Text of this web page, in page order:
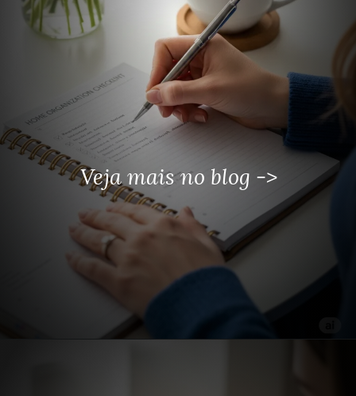
Veja mais no blog ->